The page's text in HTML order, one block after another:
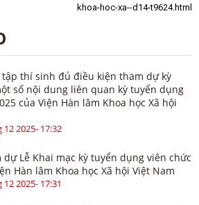
khoa-hoc-xa--d14-t9624.html
tập thí sinh đủ điều kiện tham dự kỳ
số nội dung liên quan kỳ tuyển dụng
của Viện Hàn lâm Khoa học Xã hội
2025- 17:32
dự Lễ Khai mạc kỳ tuyển dụng viên chức
Hàn lâm Khoa học Xã hội Việt Nam
2025- 17:31